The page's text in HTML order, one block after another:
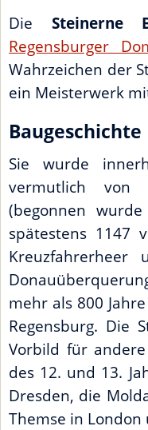
Die Steinerne
Regensburger
Wahrzeichen der
ein Meisterwerk
Baugeschichte
Sie wurde
vermutlich
(begonnen
spätestens 1147
mehr als 800
Regensburg. Die
Vorbild für
des 12. und 13.
Dresden, die
Themse in London